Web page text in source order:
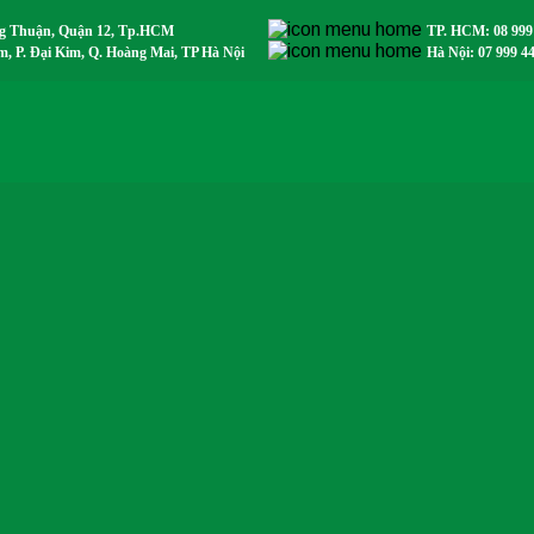
Thuận, Quận 12, Tp.HCM
P. Đại Kim, Q. Hoàng Mai, TP Hà Nội
TP. HCM: 08
Hà Nội: 07 999